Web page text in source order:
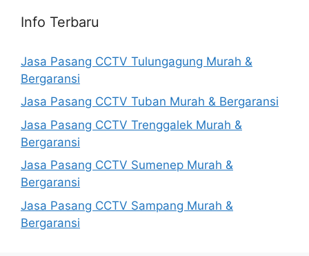
Info Terbaru
Jasa Pasang CCTV Tulungagung Murah &
Bergaransi
Jasa Pasang CCTV Tuban Murah & Bergaransi
Jasa Pasang CCTV Trenggalek Murah &
Bergaransi
Jasa Pasang CCTV Sumenep Murah &
Bergaransi
Jasa Pasang CCTV Sampang Murah &
Bergaransi